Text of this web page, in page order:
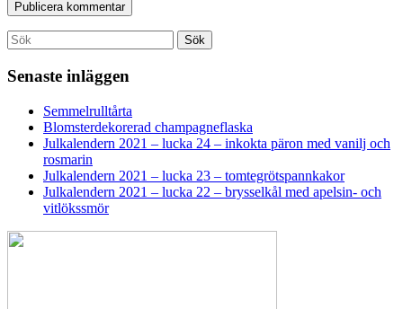
Search
for:
Sök
Senaste inläggen
Semmelrulltårta
Blomsterdekorerad champagneflaska
Julkalendern 2021 – lucka 24 – inkokta päron med vanilj och
rosmarin
Julkalendern 2021 – lucka 23 – tomtegrötspannkakor
Julkalendern 2021 – lucka 22 – brysselkål med apelsin- och
vitlökssmör